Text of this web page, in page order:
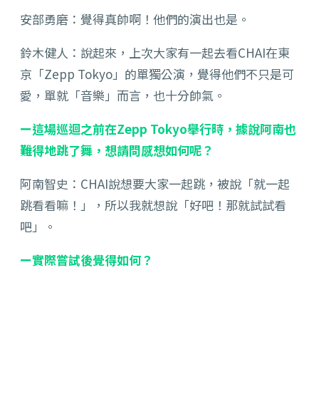
安部勇磨：覺得真帥啊！他們的演出也是。
鈴木健人：說起來，上次大家有一起去看CHAI在東
京「Zepp Tokyo」的單獨公演，覺得他們不只是可
愛，單就「音樂」而言，也十分帥氣。
ー這場巡迴之前在Zepp Tokyo舉行時，據說阿南也
難得地跳了舞，想請問感想如何呢？
阿南智史：CHAI說想要大家一起跳，被說「就一起
跳看看嘛！」，所以我就想說「好吧！那就試試看
吧」。
ー實際嘗試後覺得如何？